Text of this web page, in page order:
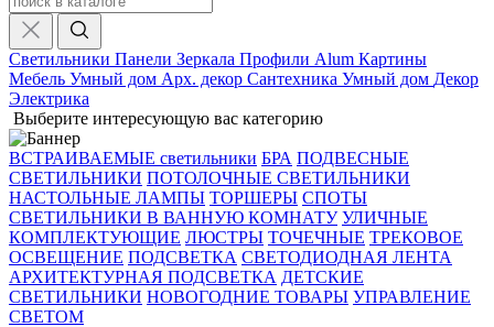
Светильники Панели Зеркала Профили Alum Картины
Мебель Умный дом Арх. декор Сантехника Умный дом Декор
Электрика
Выберите интересующую вас категорию
ВСТРАИВАЕМЫЕ светильники БРА ПОДВЕСНЫЕ
СВЕТИЛЬНИКИ ПОТОЛОЧНЫЕ СВЕТИЛЬНИКИ
НАСТОЛЬНЫЕ ЛАМПЫ ТОРШЕРЫ СПОТЫ
СВЕТИЛЬНИКИ В ВАННУЮ КОМНАТУ УЛИЧНЫЕ
КОМПЛЕКТУЮЩИЕ ЛЮСТРЫ ТОЧЕЧНЫЕ ТРЕКОВОЕ
ОСВЕЩЕНИЕ ПОДСВЕТКА СВЕТОДИОДНАЯ ЛЕНТА
АРХИТЕКТУРНАЯ ПОДСВЕТКА ДЕТСКИЕ
СВЕТИЛЬНИКИ НОВОГОДНИЕ ТОВАРЫ УПРАВЛЕНИЕ
СВЕТОМ